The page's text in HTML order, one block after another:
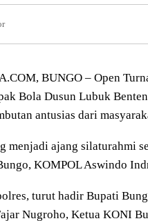
BUNGO – Open
Bola Dusun Lubuk
antusias dari
menjadi ajang silaturahmi
KOMPOL Aswindo
turut hadir Bupati
Nugroho, Ketua KONI